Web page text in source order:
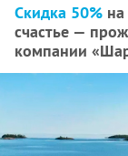
Скидка 50%
счастье —
компании